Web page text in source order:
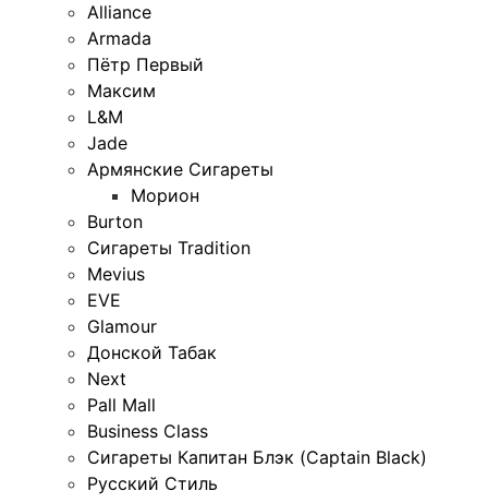
Alliance
Armada
Пётр Первый
Максим
L&M
Jade
Армянские Сигареты
Морион
Burton
Сигареты Tradition
Mevius
EVE
Glamour
Донской Табак
Next
Pall Mall
Business Class
Сигареты Капитан Блэк (Captain Black)
Русский Стиль